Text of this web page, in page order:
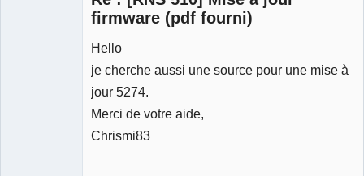
firmware (pdf fourni)
Hello
je cherche aussi une source pour une mise à
jour 5274.
Merci de votre aide,
Chrismi83